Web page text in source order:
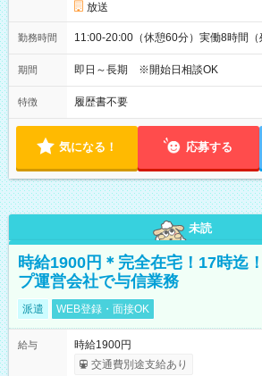
放送
勤務時間 11:00-20:00（休憩60分）実働8時間（
期間 即日～長期 ※開始日相談OK
特徴 履歴書不要
気になる！ 応募する
未読
時給1900円＊完全在宅！17時迄
プ運営会社で与信業務
派遣 WEB登録・面接OK
給与
時給1900円
交通費別途支給あり